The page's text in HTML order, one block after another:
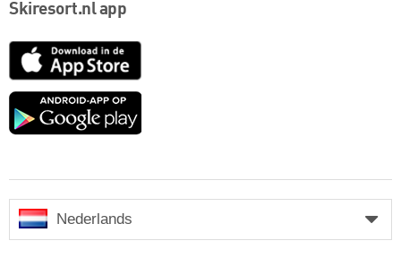
Skiresort.nl app
App
Google
Nederlands